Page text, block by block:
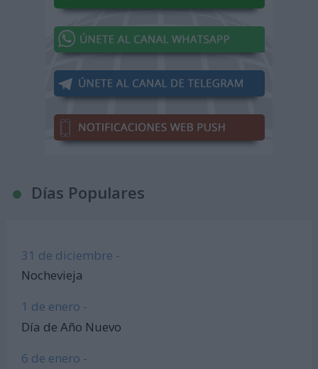
Días Populares
31 de diciembre -
Nochevieja
1 de enero -
Día de Año Nuevo
6 de enero -